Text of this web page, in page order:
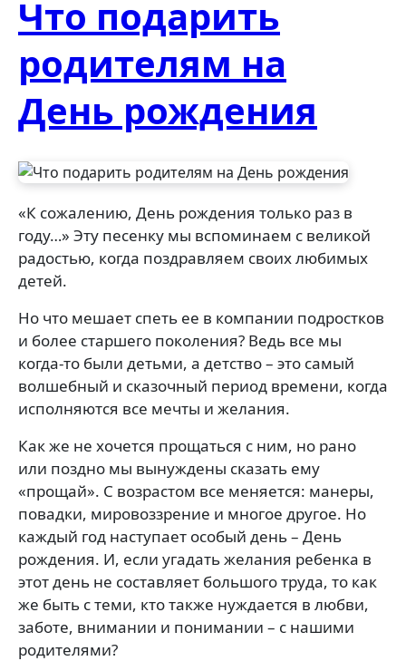
Что подарить
родителям на
День рождения
«К сожалению, День рождения только раз в
году…» Эту песенку мы вспоминаем с великой
радостью, когда поздравляем своих любимых
детей.
Но что мешает спеть ее в компании подростков
и более старшего поколения? Ведь все мы
когда-то были детьми, а детство – это самый
волшебный и сказочный период времени, когда
исполняются все мечты и желания.
Как же не хочется прощаться с ним, но рано
или поздно мы вынуждены сказать ему
«прощай». С возрастом все меняется: манеры,
повадки, мировоззрение и многое другое. Но
каждый год наступает особый день – День
рождения. И, если угадать желания ребенка в
этот день не составляет большого труда, то как
же быть с теми, кто также нуждается в любви,
заботе, внимании и понимании – с нашими
родителями?